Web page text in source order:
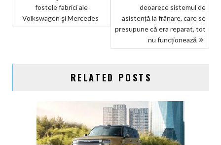
ARTICOLE
fostele fabrici ale
Volkswagen şi Mercedes
deoarece sistemul de
asistență la frânare, care se
presupune că era reparat, tot
nu funcționează
RELATED POSTS